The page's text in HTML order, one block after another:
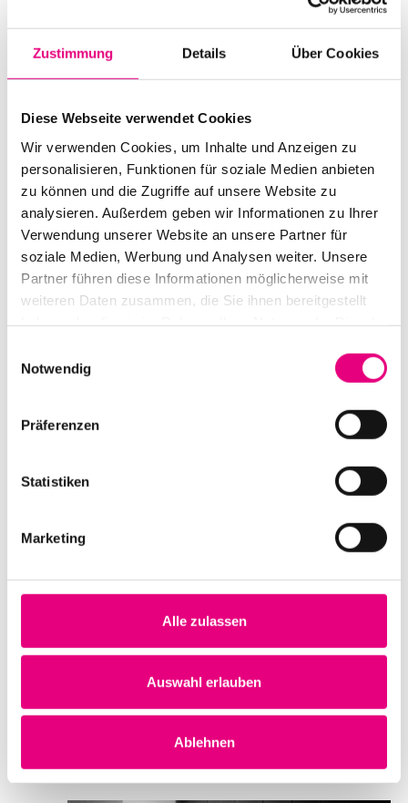
Zustimmung Details Über Cookies
Diese Webseite verwendet Cookies
Wir verwenden Cookies, um Inhalte und Anzeigen zu
personalisieren, Funktionen für soziale Medien anbieten
zu können und die Zugriffe auf unsere Website zu
analysieren. Außerdem geben wir Informationen zu Ihrer
Verwendung unserer Website an unsere Partner für
soziale Medien, Werbung und Analysen weiter. Unsere
Partner führen diese Informationen möglicherweise mit
weiteren Daten zusammen, die Sie ihnen bereitgestellt
Notwendig
Präferenzen
Statistiken
Marketing
Alle zulassen
Auswahl erlauben
Ablehnen
Ludwigshafen
Deutschland
Mehr erfahren Tickets kaufen
Oktober 2026
SA.
17
Lakecia Benjamin: We Dream
BASF Feierabendhaus
Tickets kaufen